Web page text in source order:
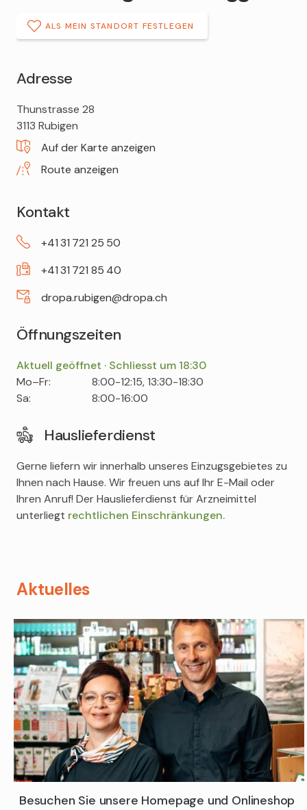
ALS MEIN STANDORT FESTLEGEN
Adresse
DROPA
Drogerie
Habegger
Thunstrasse 28
3113 Rubigen
Auf der Karte anzeigen
Route anzeigen
Kontakt
+4131 721 25 50
+4131 721 85 40
dropa.rubigen@dropa.ch
Öffnungszeiten
Aktuell geöffnet · Schliesst um 18:30
Tag
Time
slot
Comment
Mo–Fr:
8:00-12:15, 13:30-18:30
Sa:
8:00-16:00
Hauslieferdienst
Gerne liefern wir innerhalb unseres Einzugsgebietes zu
Ihnen nach Hause. Wir freuen uns auf Ihr E-Mail oder
Ihren Anruf! Der Hauslieferdienst für Arzneimittel
unterliegt rechtlichen Einschränkungen.
Aktuelles
Besuchen Sie unsere Homepage und Onlineshop